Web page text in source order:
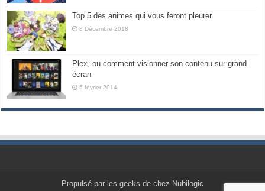
Top 5 des animes qui vous feront pleurer
8 Décembre 2018
Plex, ou comment visionner son contenu sur grand
écran
5 février 2014
Propulsé par les geeks de chez Nubilogic